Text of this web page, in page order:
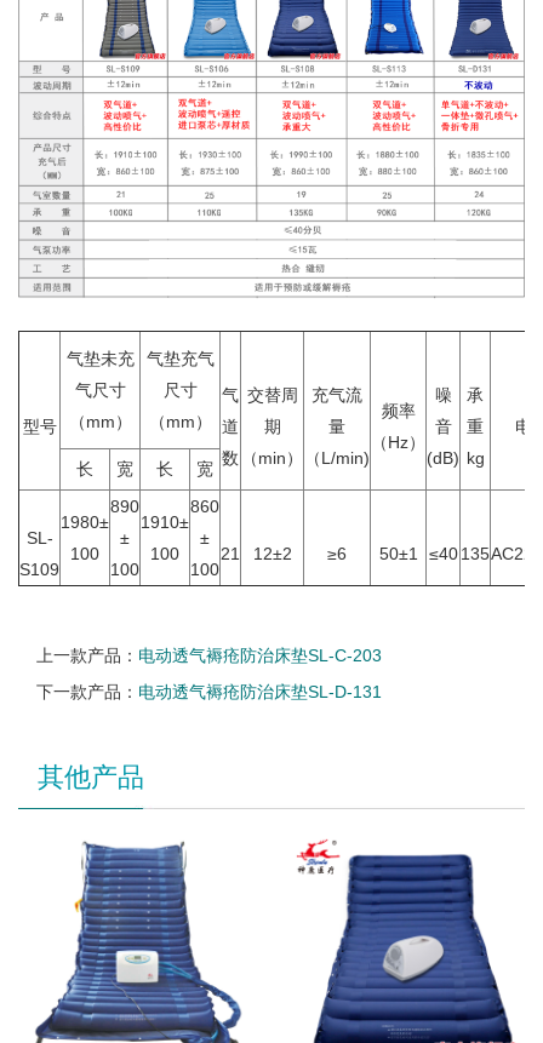
型号
气垫未充
气尺寸
（mm）
气垫充气
尺寸
（mm）
气
道
数
交替周
期
（min）
充气流
量
（L/min)
频率
（Hz）
噪
音
(dB)
承
重
kg
电
长 宽 长 宽
SL-
S109
1980±
100
890
±
100
1910±
100
860
±
100
21 12±2 ≥6 50±1 ≤40 135
上一款产品： 电动透气褥疮防治床垫SL-C-203
下一款产品： 电动透气褥疮防治床垫SL-D-131
其他产品